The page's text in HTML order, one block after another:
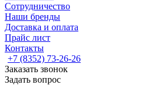
Сотрудничество
Наши бренды
Доставка и оплата
Прайс лист
Контакты
+7 (8352) 73-26-26
Заказать звонок
Задать вопрос